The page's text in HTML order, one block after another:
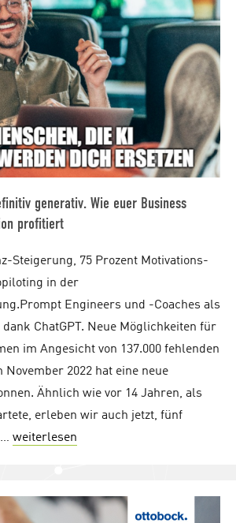
generativ. Wie euer Business
profitiert
Steigerung, 75 Prozent Motivations-
in der
Engineers und -Coaches als
ChatGPT. Neue Möglichkeiten für
im Angesicht von 137.000 fehlenden
November 2022 hat eine neue
Ähnlich wie vor 14 Jahren, als
erleben wir auch jetzt, fünf
weiterlesen